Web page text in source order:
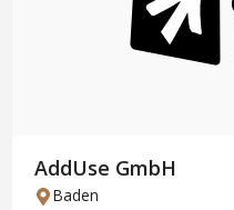
AddUse GmbH
Baden